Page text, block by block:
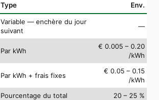
Type Env.
Variable — enchère du jour
suivant
—
Par kWh
€ 0.005 – 0.20
/kWh
Par kWh + frais fixes
€ 0.05 – 0.15
/kWh
Pourcentage du total
20 – 25 %